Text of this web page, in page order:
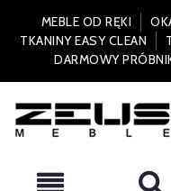
MEBLE OD RĘKI
TKANINY EASY CLEAN
DARMOWY